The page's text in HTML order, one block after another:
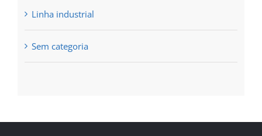
Linha industrial
Sem categoria